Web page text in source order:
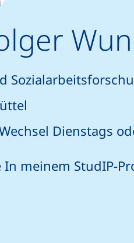
Dienstags
In meinem StudIP-
Mail-Programm)